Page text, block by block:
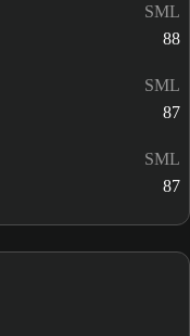
SML
88
SML
87
SML
87